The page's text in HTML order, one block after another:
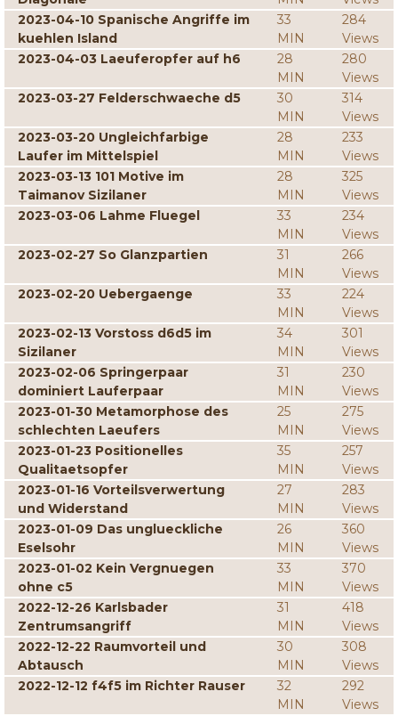
2023-04-10 Spanische Angriffe im
kuehlen Island
33
MIN
284
Views
2023-04-03 Laeuferopfer auf h6
28
MIN
280
Views
2023-03-27 Felderschwaeche d5
30
MIN
314
Views
2023-03-20 Ungleichfarbige
Laufer im Mittelspiel
28
MIN
233
Views
2023-03-13 101 Motive im
Taimanov Sizilaner
28
MIN
325
Views
2023-03-06 Lahme Fluegel
33
MIN
234
Views
2023-02-27 So Glanzpartien
31
MIN
266
Views
2023-02-20 Uebergaenge
33
MIN
224
Views
2023-02-13 Vorstoss d6d5 im
Sizilaner
34
MIN
301
Views
2023-02-06 Springerpaar
dominiert Lauferpaar
31
MIN
230
Views
2023-01-30 Metamorphose des
schlechten Laeufers
25
MIN
275
Views
2023-01-23 Positionelles
Qualitaetsopfer
35
MIN
257
Views
2023-01-16 Vorteilsverwertung
und Widerstand
27
MIN
283
Views
2023-01-09 Das unglueckliche
Eselsohr
26
MIN
360
Views
2023-01-02 Kein Vergnuegen
ohne c5
33
MIN
370
Views
2022-12-26 Karlsbader
Zentrumsangriff
31
MIN
418
Views
2022-12-22 Raumvorteil und
Abtausch
30
MIN
308
Views
2022-12-12 f4f5 im Richter Rauser
32
MIN
292
Views